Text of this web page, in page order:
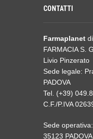
CONTATTI
Farmaplanet
FARMACIA S.
Livio Pinzerato
Sede legale:
PADOVA
Tel. (+39)
C.F./P.IVA
Sede
35123 PADOVA